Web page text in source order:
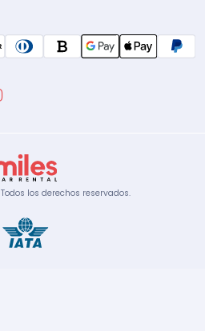
Todos los derechos reservados.